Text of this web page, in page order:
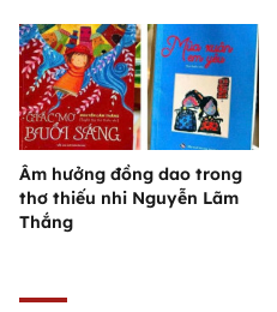
Âm hưởng đồng dao trong
thơ thiếu nhi Nguyễn Lãm
Thắng